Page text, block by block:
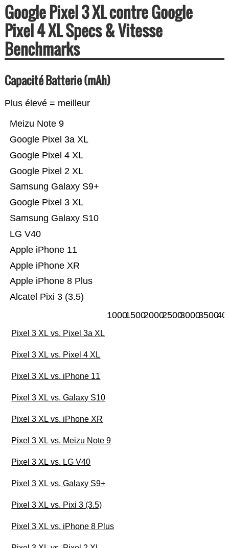
Google Pixel 3 XL contre Google
Pixel 4 XL Specs & Vitesse
Benchmarks
Capacité Batterie (mAh)
Plus élevé = meilleur
Alcatel Pixi 3 (3.5)
Apple iPhone 8 Plus
Apple iPhone XR
Apple iPhone 11
LG V40
Samsung Galaxy S10
Google Pixel 3 XL
Samsung Galaxy S9+
Google Pixel 2 XL
Google Pixel 4 XL
Google Pixel 3a XL
Meizu Note 9
100015002000250030003500
Pixel 3 XL vs. Pixel 3a XL
Pixel 3 XL vs. Pixel 4 XL
Pixel 3 XL vs. iPhone 11
Pixel 3 XL vs. Galaxy S10
Pixel 3 XL vs. iPhone XR
Pixel 3 XL vs. Meizu Note 9
Pixel 3 XL vs. LG V40
Pixel 3 XL vs. Galaxy S9+
Pixel 3 XL vs. Pixi 3 (3.5)
Pixel 3 XL vs. iPhone 8 Plus